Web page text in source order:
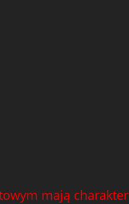
mają charakter